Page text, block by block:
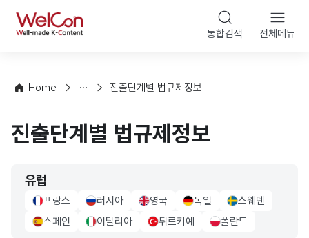
WelCon 통합검색 전체메뉴
Home
률
책
진출단계별 법규제정보
진출단계별 법규제정보
유럽
france Flag
프랑스 russia Flag
러시아 UK Flag
영국 germany Flag
독일 sweden Flag
스웨덴
sapin Flag
스페인 italy Flag
이탈리아 turkiye Flag
튀르키예 poland Flag
폴란드